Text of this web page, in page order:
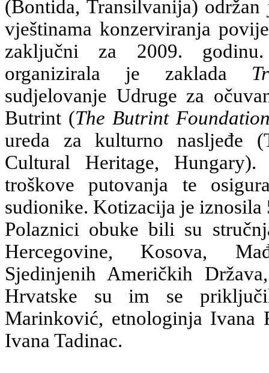
(Bontida, Transilvanija)
vještinama konzerviranja
zaključni za 2009.
organizirala je zaklada
sudjelovanje Udruge za
Butrint (The Butrint
ureda za kulturno nasljeđe
Cultural Heritage,
troškove putovanja te
sudionike. Kotizacija je iznosila
Polaznici obuke bili su
Hercegovine, Kosova,
Sjedinjenih Američkih
Hrvatske su im se
Marinković, etnologinja
Ivana Tadinac.